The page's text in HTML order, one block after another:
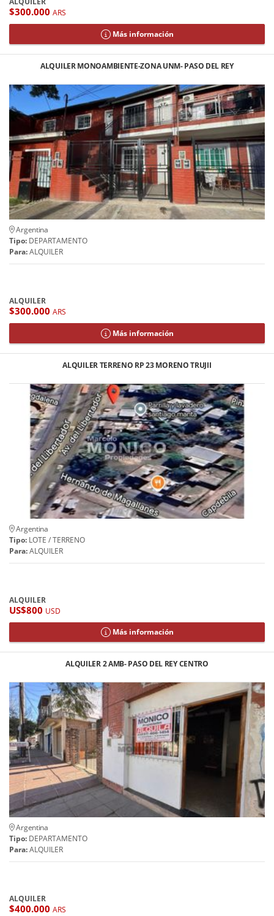
$300.000 ARS
Más información
ALQUILER MONOAMBIENTE-ZONA UNM- PASO DEL REY
Argentina
Tipo: DEPARTAMENTO
Para:ALQUILER
ALQUILER
$300.000 ARS
Más información
ALQUILER TERRENO RP 23 MORENO TRUJII
Argentina
Tipo: LOTE / TERRENO
Para:ALQUILER
ALQUILER
US$800 USD
Más información
ALQUILER 2 AMB- PASO DEL REY CENTRO
Argentina
Tipo: DEPARTAMENTO
Para:ALQUILER
ALQUILER
$400.000 ARS